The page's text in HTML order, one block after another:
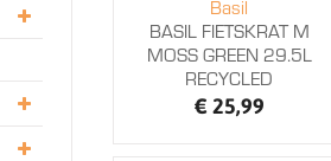
Basil
BASIL FIETSKRAT M
MOSS GREEN 29.5L
RECYCLED
€ 25,99